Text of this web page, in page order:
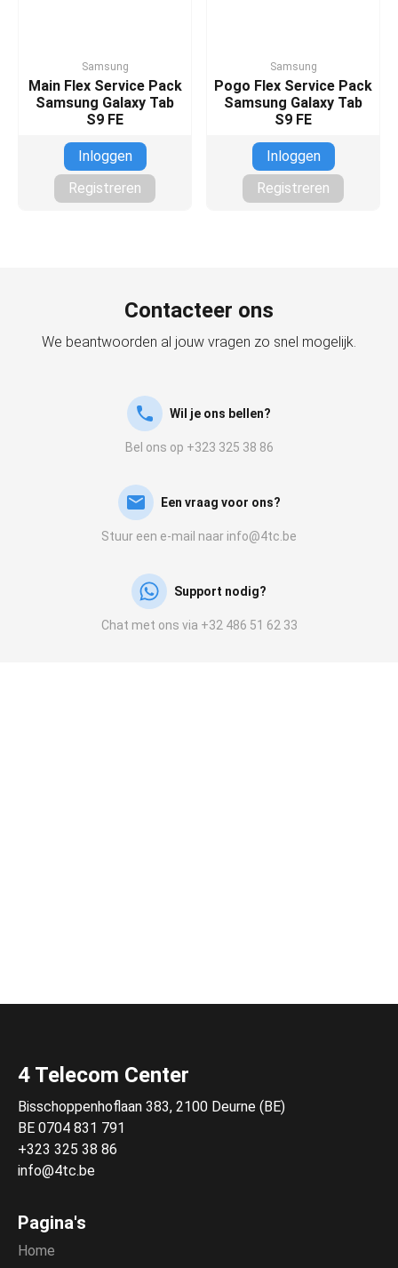
Samsung
Main Flex Service Pack
Samsung Galaxy Tab
S9 FE
Inloggen
Registreren
Samsung
Pogo Flex Service Pack
Samsung Galaxy Tab
S9 FE
Inloggen
Registreren
Contacteer ons
We beantwoorden al jouw vragen zo snel mogelijk.
Wil je ons bellen?
Bel ons op +323 325 38 86
Een vraag voor ons?
Stuur een e-mail naar info@4tc.be
Support nodig?
Chat met ons via +32 486 51 62 33
4 Telecom Center
Bisschoppenhoflaan 383, 2100 Deurne (BE)
BE 0704 831 791
+323 325 38 86
info@4tc.be
Pagina's
Home